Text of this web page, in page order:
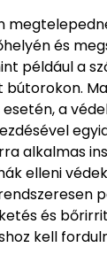
és
például a
a
alkalmas
elleni
és
kell